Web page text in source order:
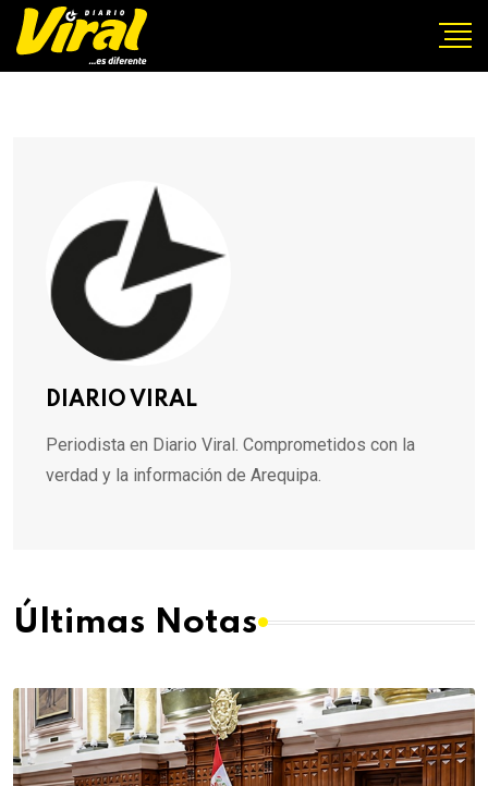
DIARIO VIRAL
Periodista en Diario Viral. Comprometidos con la
verdad y la información de Arequipa.
Últimas Notas